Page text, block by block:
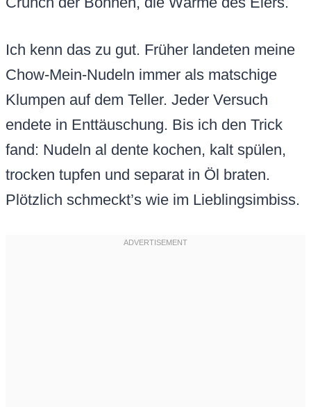
Ich kenn das zu gut. Früher landeten meine
Chow-Mein-Nudeln immer als matschige
Klumpen auf dem Teller. Jeder Versuch
endete in Enttäuschung. Bis ich den Trick
fand: Nudeln al dente kochen, kalt spülen,
trocken tupfen und separat in Öl braten.
Plötzlich schmeckt’s wie im Lieblingsimbiss.